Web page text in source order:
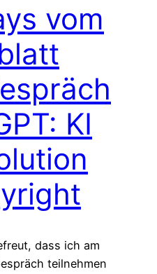
vom
KI
dass ich am
teilnehmen